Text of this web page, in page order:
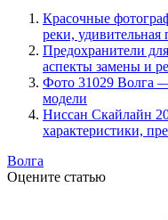
Красочные
реки,
Предохранители
аспекты замены и
Фото 31029 Волга
модели
Ниссан Скайлайн
характеристики,
Волга
Оцените статью